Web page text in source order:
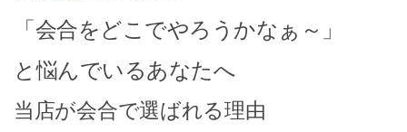
「会合をどこでやろうかなぁ～」
と悩んでいるあなたへ
当店が会合で選ばれる理由